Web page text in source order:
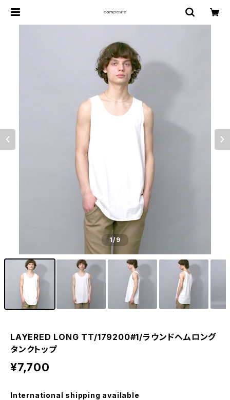
1/9
LAYERED LONG TT/179200#1/ラウンドヘムロング
タンクトップ
¥7,700
International shipping available